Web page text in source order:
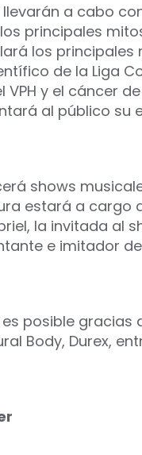
llevarán a cabo
principales
los
de la Liga
y el cáncer
al público su
shows
estará a cargo
la invitada al
e imitador
posible gracias
Body, Durex,